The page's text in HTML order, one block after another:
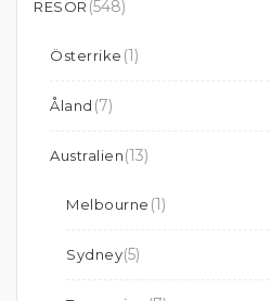
RESOR (548)
Österrike (1)
Åland (7)
Australien(13)
Melbourne (1)
Sydney(5)